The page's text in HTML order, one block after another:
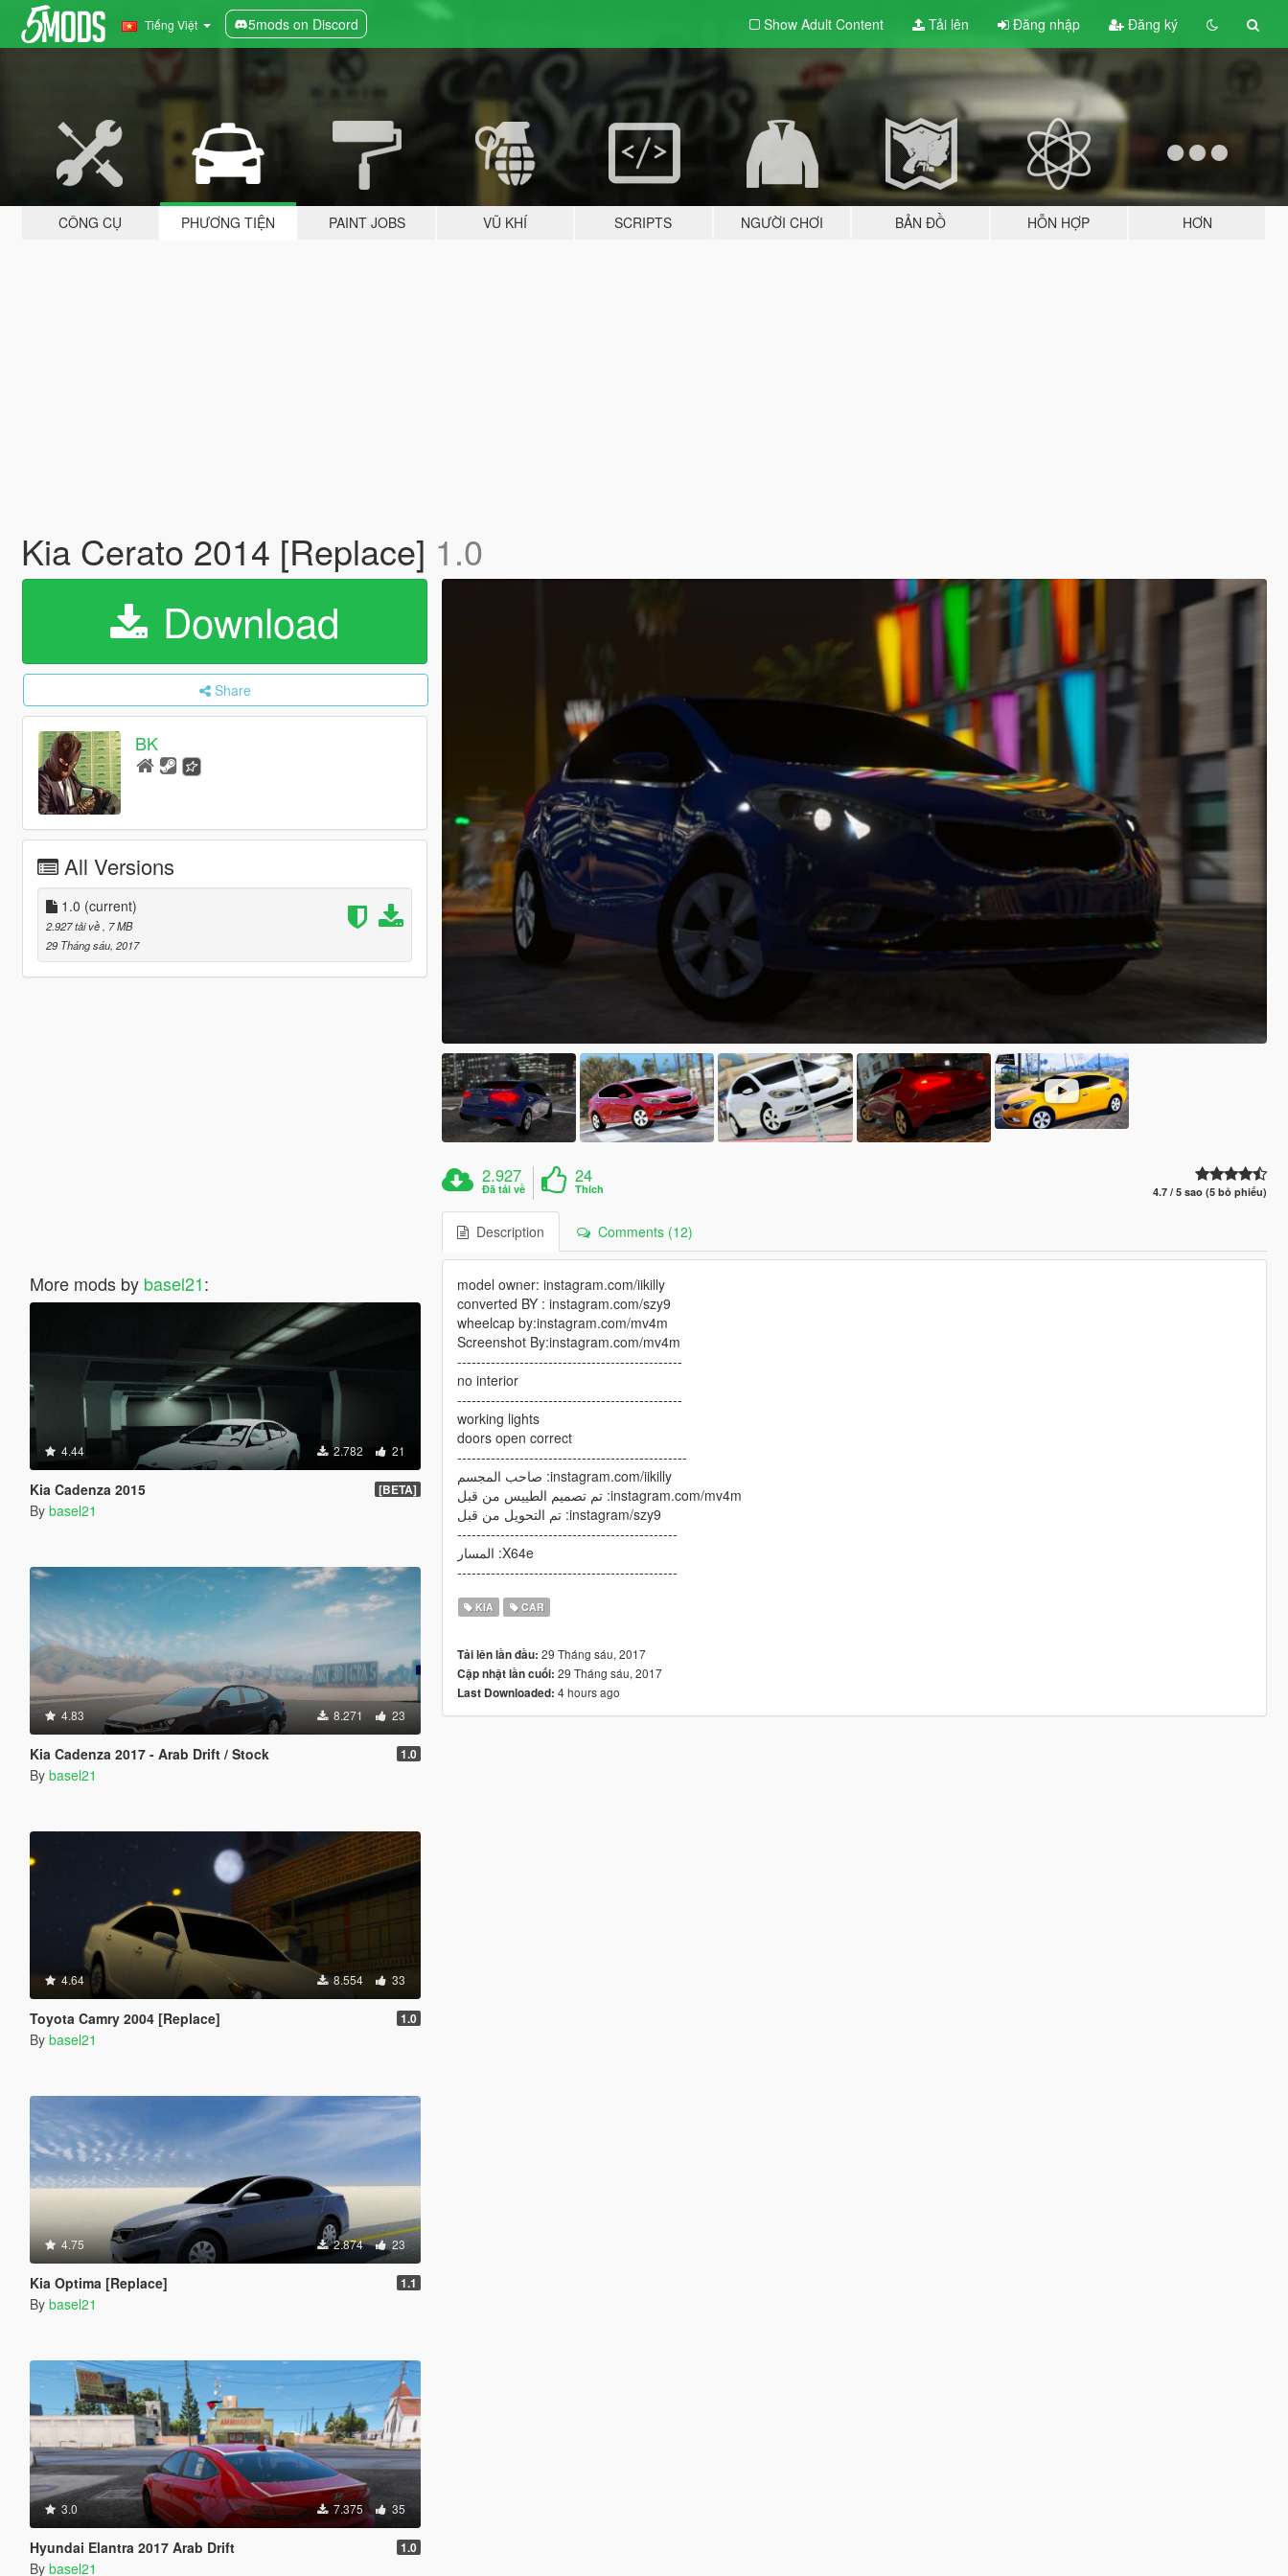
Tiếng Việt 5mods on Discord Show Adult Content Tải lên Đăng nhập Đăng ký
CÔNG CỤ PHƯƠNG TIỆN PAINT JOBS VŨ KHÍ SCRIPTS NGƯỜI CHƠI BẢN ĐỒ HỖN HỢP HƠN
Kia Cerato 2014 [Replace] 1.0
Download
Share
BK
All Versions
1.0 (current)
2.927 tải về
, 7 MB
29 Tháng sáu, 2017
More mods by basel21:
4.44 2.782 21
Kia Cadenza 2015 [BETA]
By basel21
4.83 8.271 23
Kia Cadenza 2017 - Arab Drift / Stock 1.0
By basel21
4.64 8.554 33
Toyota Camry 2004 [Replace] 1.0
By basel21
4.75 2.874 23
Kia Optima [Replace] 1.1
By basel21
3.0 7.375 35
Hyundai Elantra 2017 Arab Drift 1.0
By basel21
2.927
Đã tải về
24
Thích 4.7 / 5 sao (5 bỏ phiếu)
Description Comments (12)
model owner: instagram.com/iikilly
converted BY : instagram.com/szy9
wheelcap by:instagram.com/mv4m
Screenshot By:instagram.com/mv4m
-----------------------------------------------
no interior
-----------------------------------------------
working lights
doors open correct
------------------------------------------------
صاحب المجسم :instagram.com/iikilly
تم تصميم الطييس من قبل :instagram.com/mv4m
تم التحويل من قبل :instagram/szy9
----------------------------------------------
المسار :X64e
----------------------------------------------
KIA CAR
Tải lên lần đầu: 29 Tháng sáu, 2017
Cập nhật lần cuối: 29 Tháng sáu, 2017
Last Downloaded: 4 hours ago